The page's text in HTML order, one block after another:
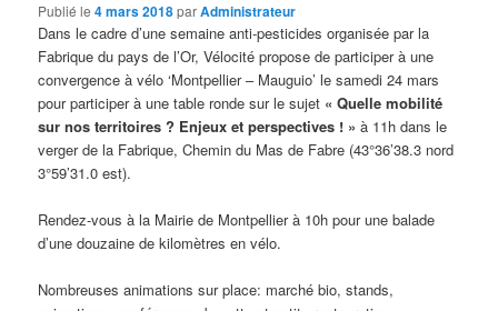
Publié le4 mars 2018parAdministrateur
Dans le cadre d’une semaine anti-pesticides organisée par la
Fabrique du pays de l’Or, Vélocité propose de participer à une
convergence à vélo ‘Montpellier – Mauguio’ le samedi 24 mars
pour participer à une table ronde sur le sujet « Quelle mobilité
sur nos territoires ? Enjeux et perspectives ! »à 11h dans le
verger de la Fabrique, Chemin du Mas de Fabre (43°36’38.3 nord
3°59’31.0 est).
Rendez-vous à la Mairie de Montpellier à 10h pour une balade
d’une douzaine de kilomètres en vélo.
Nombreuses animations sur place: marché bio, stands,